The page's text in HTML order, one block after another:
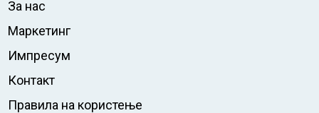
За нас
Маркетинг
Импресум
Контакт
Правила на користење